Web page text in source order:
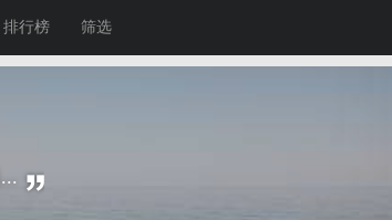
排行榜 筛选